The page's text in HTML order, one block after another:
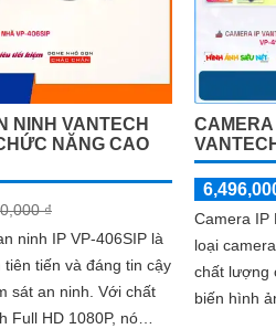
NINH VANTECH
NĂNG CAO
₫
ninh IP VP-406SIP là
tiên tiến và đáng tin cậy
ninh. Với chất
Full HD 1080P, nó
Camera IP
loại
chất lượng
biến hình